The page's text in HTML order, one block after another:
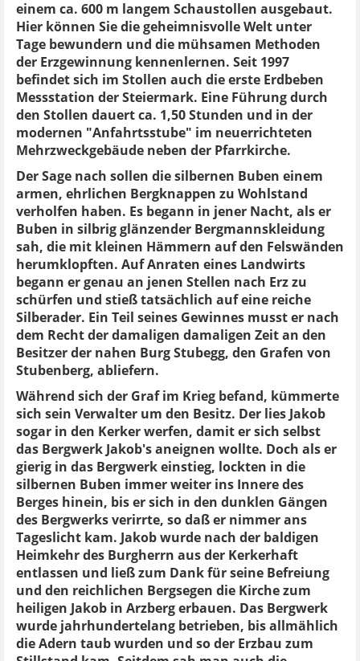
einem ca. 600 m langem Schaustollen ausgebaut.
Hier können Sie die geheimnisvolle Welt unter
Tage bewundern und die mühsamen Methoden
der Erzgewinnung kennenlernen. Seit 1997
befindet sich im Stollen auch die erste Erdbeben
Messstation der Steiermark. Eine Führung durch
den Stollen dauert ca. 1,50 Stunden und in der
modernen "Anfahrtsstube" im neuerrichteten
Mehrzweckgebäude neben der Pfarrkirche.
Der Sage nach sollen die silbernen Buben einem
armen, ehrlichen Bergknappen zu Wohlstand
verholfen haben. Es begann in jener Nacht, als er
Buben in silbrig glänzender Bergmannskleidung
sah, die mit kleinen Hämmern auf den Felswänden
herumklopften. Auf Anraten eines Landwirts
begann er genau an jenen Stellen nach Erz zu
schürfen und stieß tatsächlich auf eine reiche
Silberader. Ein Teil seines Gewinnes musst er nach
dem Recht der damaligen damaligen Zeit an den
Besitzer der nahen Burg Stubegg, den Grafen von
Stubenberg, abliefern.
Während sich der Graf im Krieg befand, kümmerte
sich sein Verwalter um den Besitz. Der lies Jakob
sogar in den Kerker werfen, damit er sich selbst
das Bergwerk Jakob's aneignen wollte. Doch als er
gierig in das Bergwerk einstieg, lockten in die
silbernen Buben immer weiter ins Innere des
Berges hinein, bis er sich in den dunklen Gängen
des Bergwerks verirrte, so daß er nimmer ans
Tageslicht kam. Jakob wurde nach der baldigen
Heimkehr des Burgherrn aus der Kerkerhaft
entlassen und ließ zum Dank für seine Befreiung
und den reichlichen Bergsegen die Kirche zum
heiligen Jakob in Arzberg erbauen. Das Bergwerk
wurde jahrhundertelang betrieben, bis allmählich
die Adern taub wurden und so der Erzbau zum